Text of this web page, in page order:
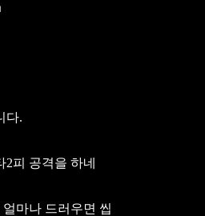
다.
피 공격을 하네
얼마나 드러우면 씹